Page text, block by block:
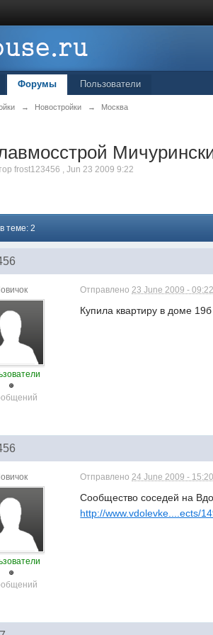
Форумы Пользователи
→ Новостройки → Москва
frost123456 ,Jun 23 2009 9:22
теме: 2
Отправлено23 June 2009 - 09:22
Купила квартиру в доме
Отправлено24 June 2009 - 15:20
Сообщество соседей на
http://www.vdolevke....ects/